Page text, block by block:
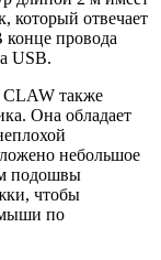
который отвечает
конце провода
USB.
CLAW также
Она обладает
небольшое
подошвы
чтобы
мыши по